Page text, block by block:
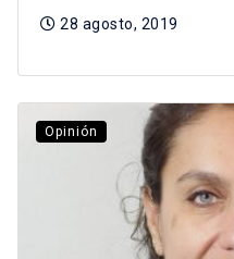
28 agosto, 2019
Opinión